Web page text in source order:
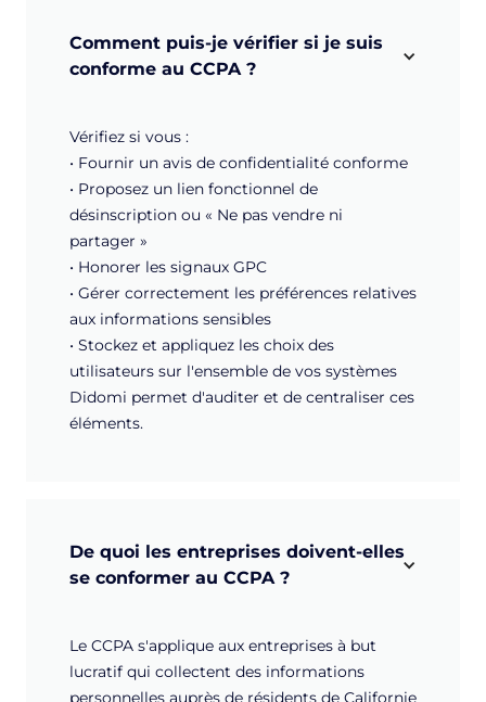
Comment puis-je vérifier si je suis
conforme au CCPA ?
Vérifiez si vous :
• Fournir un avis de confidentialité conforme
• Proposez un lien fonctionnel de
désinscription ou « Ne pas vendre ni
partager »
• Honorer les signaux GPC
• Gérer correctement les préférences relatives
aux informations sensibles
• Stockez et appliquez les choix des
utilisateurs sur l'ensemble de vos systèmes
Didomi permet d'auditer et de centraliser ces
éléments.
De quoi les entreprises doivent-elles
se conformer au CCPA ?
Le CCPA s'applique aux entreprises à but
lucratif qui collectent des informations
personnelles auprès de résidents de Californie